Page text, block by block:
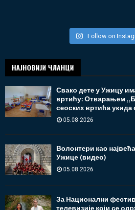
Follow on
НАЈНОВИЈИ ЧЛАНЦИ
Свако дете у Ужицу
вртићу: Отварањем
сеоских вртића
05.08.2026
Волонтери као
Ужице (видео)
05.08.2026
За Национални